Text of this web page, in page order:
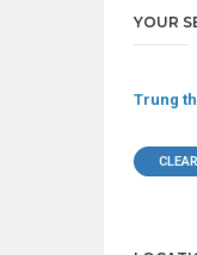
YOUR
Trung